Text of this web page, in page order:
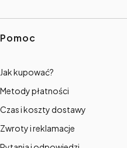
Linki w stopce
Pomoc
Jak kupować?
Metody płatności
Czas i koszty dostawy
Zwroty i reklamacje